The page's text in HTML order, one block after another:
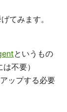
てみます。
というもの
不要）
ップする必要